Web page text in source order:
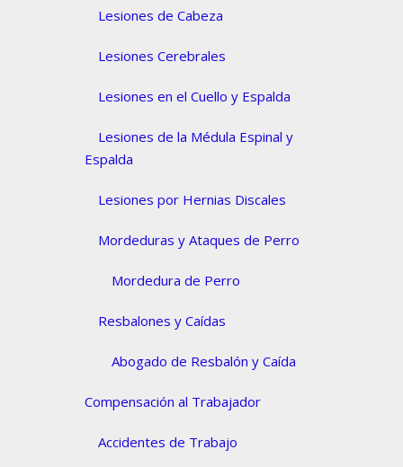
Lesiones de Cabeza
Lesiones Cerebrales
Lesiones en el Cuello y Espalda
Lesiones de la Médula Espinal y
Espalda
Lesiones por Hernias Discales
Mordeduras y Ataques de Perro
Mordedura de Perro
Resbalones y Caídas
Abogado de Resbalón y Caída
Compensación al Trabajador
Accidentes de Trabajo